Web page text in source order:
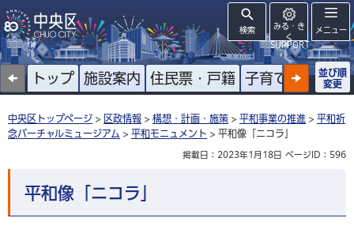
検索
みる・き
く
SUPPORT
メニュー
トップ 施設案内 住民票・戸籍 子育て 高齢者
並び順
変更
中央区トップページ > 区政情報 > 構想・計画・施策 > 平和事業の推進 > 平和祈
念バーチャルミュージアム > 平和モニュメント > 平和像「ニコラ」
掲載日：2023年1月18日 ページID：596
平和像「ニコラ」